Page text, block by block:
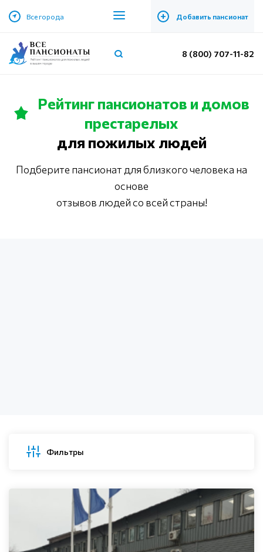
Все города + Добавить пансионат
8 (800) 707-11-82
Рейтинг пансионатов и домов
престарелых
для пожилых людей
Подберите пансионат для близкого человека на
основе
отзывов людей со всей страны!
Фильтры